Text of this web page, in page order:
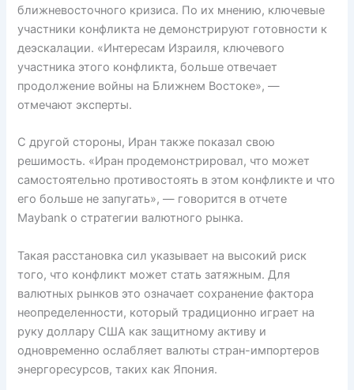
ближневосточного кризиса. По их мнению, ключевые
участники конфликта не демонстрируют готовности к
деэскалации. «Интересам Израиля, ключевого
участника этого конфликта, больше отвечает
продолжение войны на Ближнем Востоке», —
отмечают эксперты.
С другой стороны, Иран также показал свою
решимость. «Иран продемонстрировал, что может
самостоятельно противостоять в этом конфликте и что
его больше не запугать», — говорится в отчете
Maybank о стратегии валютного рынка.
Такая расстановка сил указывает на высокий риск
того, что конфликт может стать затяжным. Для
валютных рынков это означает сохранение фактора
неопределенности, который традиционно играет на
руку доллару США как защитному активу и
одновременно ослабляет валюты стран-импортеров
энергоресурсов, таких как Япония.